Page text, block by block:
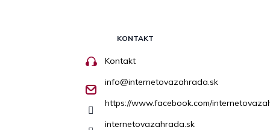
KONTAKT
Kontakt
info@internetovazahrada.sk
https://www.facebook.com/
internetovazahrada.sk